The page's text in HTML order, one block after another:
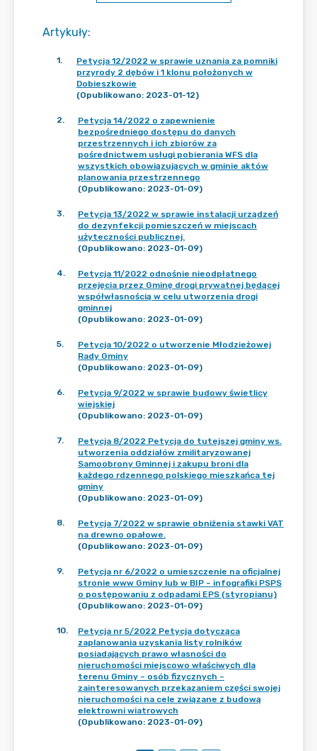
Artykuły:
1.
Petycja 12/2022 w sprawie uznania za pomniki
przyrody 2 dębów i 1 klonu położonych w
Dobieszkowie
(Opublikowano: 2023-01-12)
2.
Petycja 14/2022 o zapewnienie
bezpośredniego dostępu do danych
przestrzennych i ich zbiorów za
pośrednictwem usługi pobierania WFS dla
wszystkich obowiązujących w gminie aktów
planowania przestrzennego
(Opublikowano: 2023-01-09)
3.
Petycja 13/2022 w sprawie instalacji urządzeń
do dezynfekcji pomieszczeń w miejscach
użyteczności publicznej.
(Opublikowano: 2023-01-09)
4.
Petycja 11/2022 odnośnie nieodpłatnego
przejęcia przez Gminę drogi prywatnej będącej
współwłasnością w celu utworzenia drogi
gminnej
(Opublikowano: 2023-01-09)
5.
Petycja 10/2022 o utworzenie Młodzieżowej
Rady Gminy
(Opublikowano: 2023-01-09)
6.
Petycja 9/2022 w sprawie budowy świetlicy
wiejskiej
(Opublikowano: 2023-01-09)
7.
Petycja 8/2022 Petycja do tutejszej gminy ws.
utworzenia oddziałów zmilitaryzowanej
Samoobrony Gminnej i zakupu broni dla
każdego rdzennego polskiego mieszkańca tej
gminy
(Opublikowano: 2023-01-09)
8.
Petycja 7/2022 w sprawie obniżenia stawki VAT
na drewno opałowe.
(Opublikowano: 2023-01-09)
9.
Petycja nr 6/2022 o umieszczenie na oficjalnej
stronie www Gminy lub w BIP – infografiki PSPS
o postępowaniu z odpadami EPS (styropianu)
(Opublikowano: 2023-01-09)
10.
Petycja nr 5/2022 Petycja dotycząca
zaplanowania uzyskania listy rolników
posiadających prawo własności do
nieruchomości miejscowo właściwych dla
terenu Gminy – osób fizycznych –
zainteresowanych przekazaniem części swojej
nieruchomości na cele związane z budową
elektrowni wiatrowych
(Opublikowano: 2023-01-09)